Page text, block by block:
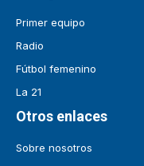
Primer equipo
Radio
Fútbol femenino
La 21
Otros enlaces
Sobre nosotros